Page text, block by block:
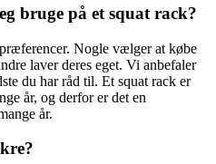
bruge på et squat rack?
Nogle vælger at købe
laver deres eget. Vi anbefaler
du har råd til. Et squat rack er
år, og derfor er det en
år.